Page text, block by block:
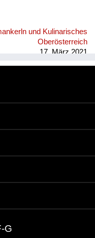
und Kulinarisches
Oberösterreich
17. März 2021
G